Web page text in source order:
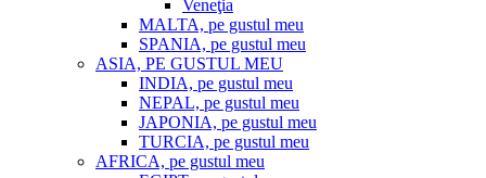
Veneţia
MALTA, pe gustul meu
SPANIA, pe gustul meu
ASIA, PE GUSTUL MEU
INDIA, pe gustul meu
NEPAL, pe gustul meu
JAPONIA, pe gustul meu
TURCIA, pe gustul meu
AFRICA, pe gustul meu